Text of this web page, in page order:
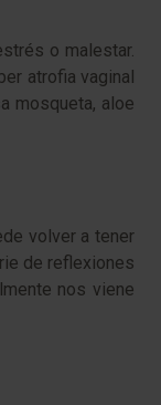
o malestar.
atrofia vaginal
mosqueta, aloe
volver a tener
de reflexiones
nos viene